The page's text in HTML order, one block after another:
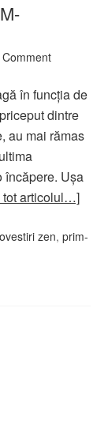
în funcţia de
dintre
au mai rămas
încăpere. Uşa
tot articolul…]
zen,prim-